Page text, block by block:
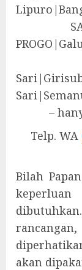
–
Telp. WA
Bilah
akan